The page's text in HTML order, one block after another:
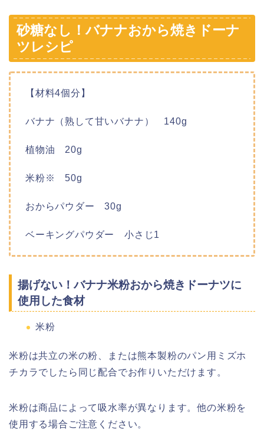
砂糖なし！バナナおから焼きドーナ
ツレシピ
【材料4個分】
バナナ（熟して甘いバナナ） 140g
植物油 20g
米粉※ 50g
おからパウダー 30g
ベーキングパウダー 小さじ1
揚げない！バナナ米粉おから焼きドーナツに
使用した食材
米粉
米粉は共立の米の粉、または熊本製粉のパン用ミズホ
チカラでしたら同じ配合でお作りいただけます。
米粉は商品によって吸水率が異なります。他の米粉を
使用する場合ご注意ください。